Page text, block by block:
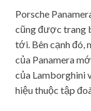
Porsche
cũng được trang
tới. Bên cạnh đó,
của Panamera
của Lamborghini
hiệu thuộc tập